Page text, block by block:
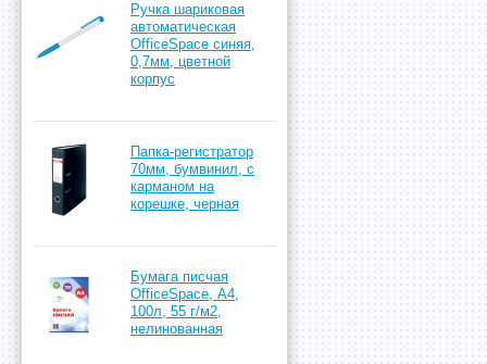
Ручка шариковая
автоматическая
OfficeSpace синяя,
0,7мм, цветной
корпус
Папка-регистратор
70мм, бумвинил, с
карманом на
корешке, черная
Бумага писчая
OfficeSpace, А4,
100л, 55 г/м2,
нелинованная